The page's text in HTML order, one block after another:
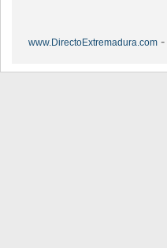
www.DirectoExtremadura.com -